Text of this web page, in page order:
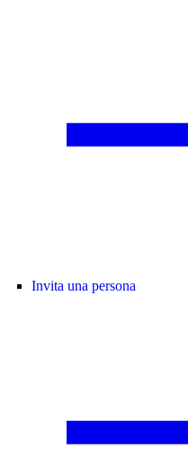
Invita una persona